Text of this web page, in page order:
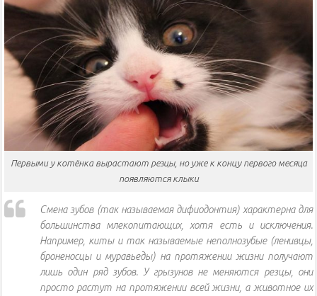
Первыми у котёнка вырастают резцы, но уже к концу первого месяца
появляются клыки
Смена зубов (так называемая дифиодонтия) характерна для
большинства млекопитающих, хотя есть и исключения.
Например, киты и так называемые неполнозубые (ленивцы,
броненосцы и муравьеды) на протяжении жизни получают
лишь один ряд зубов. У грызунов не меняются резцы, они
просто растут на протяжении всей жизни, а животное их